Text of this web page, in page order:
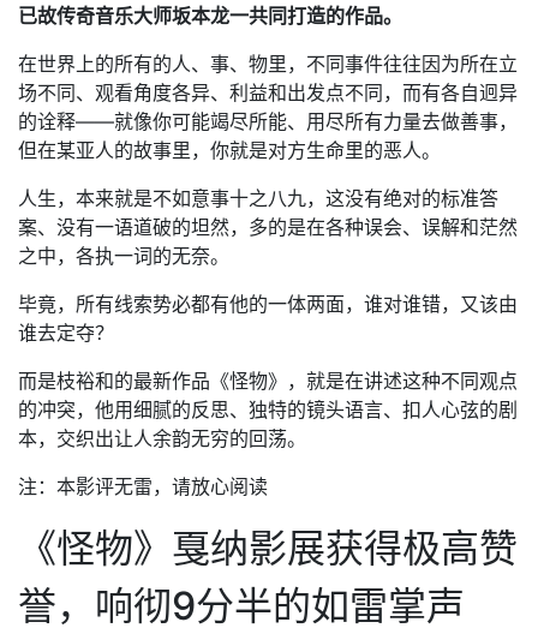
已故传奇音乐大师坂本龙一共同打造的作品。
在世界上的所有的人、事、物里，不同事件往往因为所在立
场不同、观看角度各异、利益和出发点不同，而有各自迥异
的诠释——就像你可能竭尽所能、用尽所有力量去做善事，
但在某亚人的故事里，你就是对方生命里的恶人。
人生，本来就是不如意事十之八九，这没有绝对的标准答
案、没有一语道破的坦然，多的是在各种误会、误解和茫然
之中，各执一词的无奈。
毕竟，所有线索势必都有他的一体两面，谁对谁错，又该由
谁去定夺？
而是枝裕和的最新作品《怪物》，就是在讲述这种不同观点
的冲突，他用细腻的反思、独特的镜头语言、扣人心弦的剧
本，交织出让人余韵无穷的回荡。
注：本影评无雷，请放心阅读
《怪物》戛纳影展获得极高赞
誉，响彻9分半的如雷掌声